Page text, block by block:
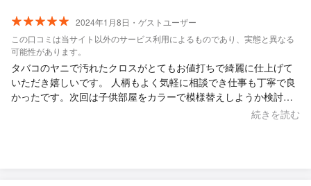
2024年1月8日・ゲストユーザー
この口コミは当サイト以外のサービス利用によるものであり、実態と異なる
可能性があります。
タバコのヤニで汚れたクロスがとてもお値打ちで綺麗に仕上げて
いただき嬉しいです。 人柄もよく気軽に相談でき仕事も丁寧で良
かったです。次回は子供部屋をカラーで模様替えしようか検討中
続きを読む